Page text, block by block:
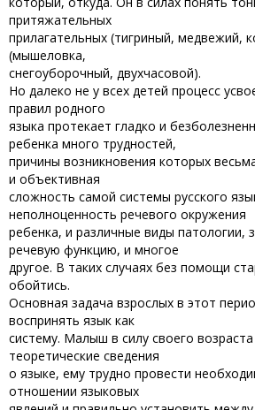
притяжательных
прилагательных (тигриный, медвежий,
(мышеловка,
снегоуборочный, двухчасовой).
Но далеко не у всех детей процесс
правил родного
языка протекает гладко и
ребенка много трудностей,
причины возникновения которых
и объективная
сложность самой системы русского
неполноценность речевого окружения
ребенка, и различные виды патологии,
речевую функцию, и многое
другое. В таких случаях без помощи
обойтись.
Основная задача взрослых в этот
воспринять язык как
систему. Малыш в силу своего
теоретические сведения
о языке, ему трудно провести
отношении языковых